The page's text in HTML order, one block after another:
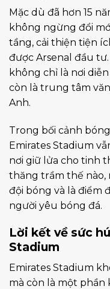
Mặc dù đã hơn 15
không ngừng đổi
tầng, cải thiện tiện
được Arsenal đầu
không chỉ là nơi
còn là trung tâm
Anh.
Trong bối cảnh
Emirates Stadium
nơi giữ lửa cho tinh
thăng trầm thế nào,
đội bóng và là điểm
người yêu bóng đá.
Lời kết về sức
Stadium
Emirates Stadium
mà còn là một